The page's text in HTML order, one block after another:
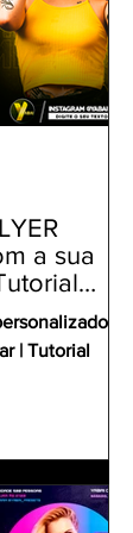
a sua
| Tutorial